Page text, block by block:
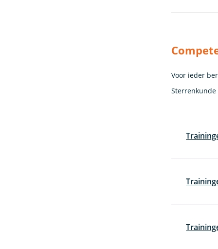
Voor ieder
Sterrenkunde